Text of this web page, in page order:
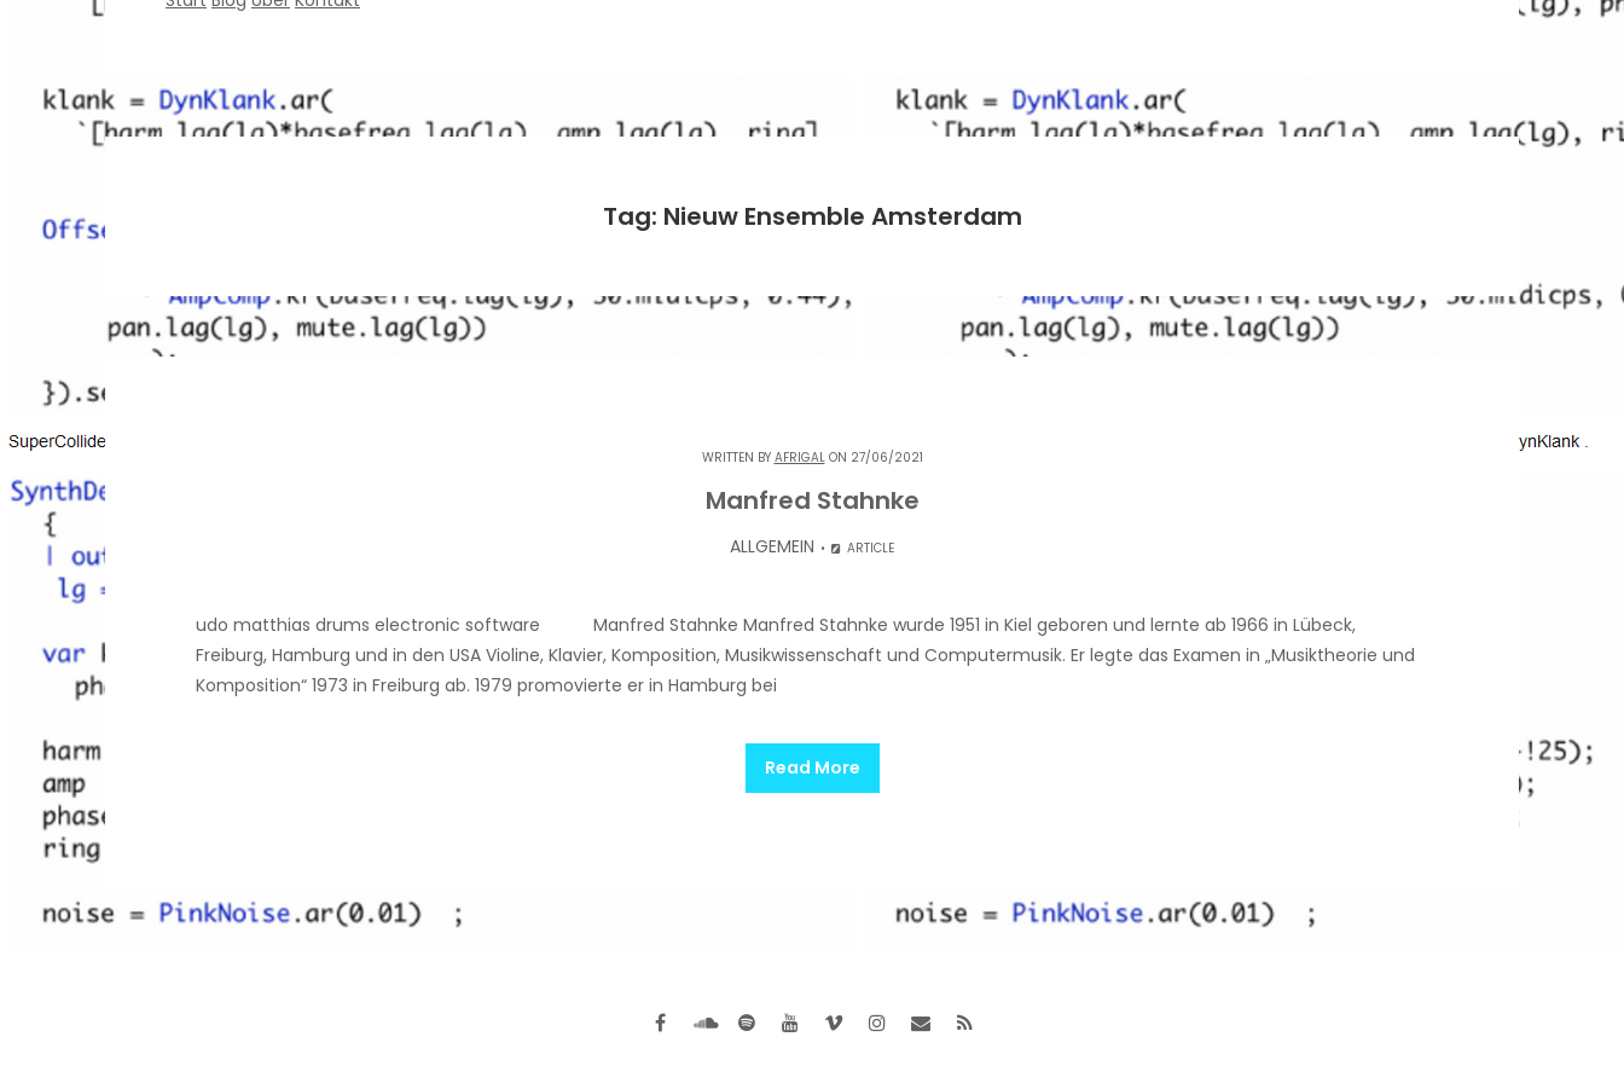
Tag: Nieuw Ensemble Amsterdam
WRITTEN BY AFRIGALON 27/06/2021
Manfred Stahnke
ALLGEMEIN ARTICLE
udo matthias drums electronic software Manfred Stahnke Manfred Stahnke wurde 1951 in Kiel geboren und lernte ab 1966 in Lübeck,
Freiburg, Hamburg und in den USA Violine, Klavier, Komposition, Musikwissenschaft und Computermusik. Er legte das Examen in „Musiktheorie und
Komposition“ 1973 in Freiburg ab. 1979 promovierte er in Hamburg bei
Read More